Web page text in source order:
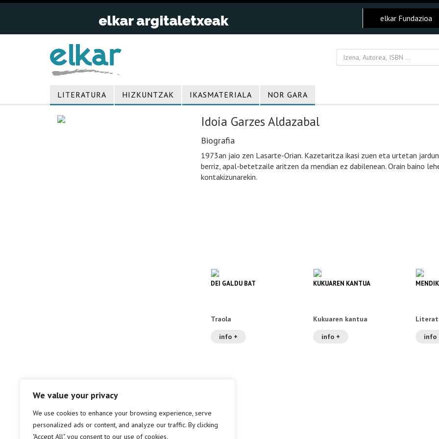
We value your privacy
We use cookies to enhance your browsing experience, serve
personalized ads or content, and analyze our traffic. By clicking
"Accept All", you consent to our use of cookies.
elkar Fundazioa
LITERATURA HIZKUNTZAK IKASMATERIALA NOR GARA
Idoia Garzes Aldazabal
Biografia
1973an jaio zen Lasarte-Orian. Kazetaritza ikasi zuen eta urtetan
berriz, apal-betetzaile aritzen da mendian ez dabilenean. Orain baino
kontakizunarekin.
DEI GALDU BAT
Traola
info +
KUKUAREN KANTUA
Kukuaren kantua
info +
info